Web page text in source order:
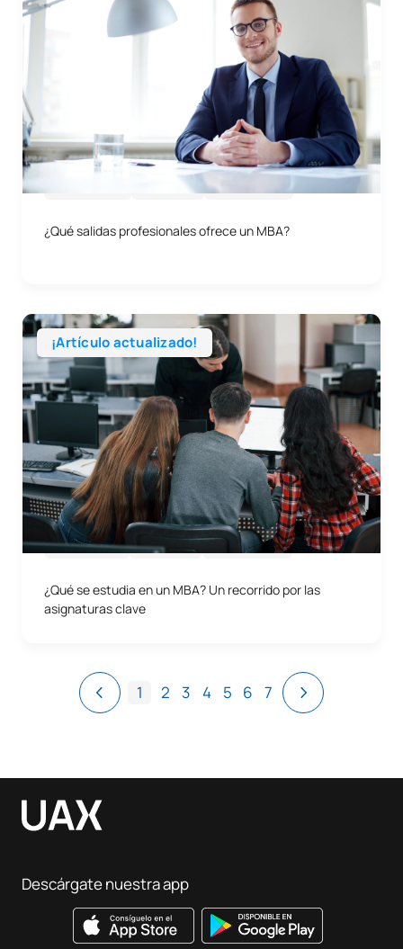
Empresa
¿Qué salidas profesionales ofrece un MBA?
¡Artículo actualizado!
15/06/2026 Empresa Asignaturas
¿Qué se estudia en un MBA? Un recorrido por las
asignaturas clave
1 2 3 4 5 6 7
Descárgate nuestra app